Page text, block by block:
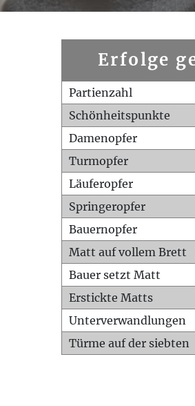
Erfolge
Partienzahl
Schönheitspunkte
Damenopfer
Turmopfer
Läuferopfer
Springeropfer
Bauernopfer
Matt auf vollem Brett
Bauer setzt Matt
Erstickte Matts
Unterverwandlungen
Türme auf der siebten